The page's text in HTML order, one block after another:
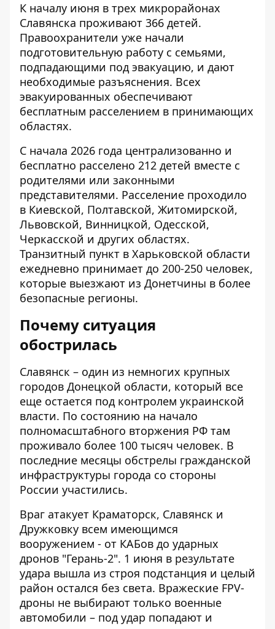
К началу июня в трех микрорайонах
Славянска проживают 366 детей.
Правоохранители уже начали
подготовительную работу с семьями,
подпадающими под эвакуацию, и дают
необходимые разъяснения. Всех
эвакуированных обеспечивают
бесплатным расселением в принимающих
областях.
С начала 2026 года централизованно и
бесплатно расселено 212 детей вместе с
родителями или законными
представителями. Расселение проходило
в Киевской, Полтавской, Житомирской,
Львовской, Винницкой, Одесской,
Черкасской и других областях.
Транзитный пункт в Харьковской области
ежедневно принимает до 200-250 человек,
которые выезжают из Донетчины в более
безопасные регионы.
Почему ситуация
обострилась
Славянск – один из немногих крупных
городов Донецкой области, который все
еще остается под контролем украинской
власти. По состоянию на начало
полномасштабного вторжения РФ там
проживало более 100 тысяч человек. В
последние месяцы обстрелы гражданской
инфраструктуры города со стороны
России участились.
Враг атакует Краматорск, Славянск и
Дружковку всем имеющимся
вооружением - от КАБов до ударных
дронов "Герань-2". 1 июня в результате
удара вышла из строя подстанция и целый
район остался без света. Вражеские FPV-
дроны не выбирают только военные
автомобили – под удар попадают и